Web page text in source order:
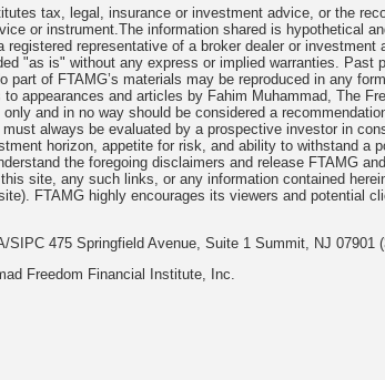
tax, legal, insurance or investment advice, or the
or instrument.The information shared is hypothetical
representative of a broker dealer or
"as is" without any express or implied warranties. Past
of FTAMG’s materials may be reproduced in any
appearances and articles by Fahim Muhammad, The
and in no way should be considered a
always be evaluated by a prospective investor in
horizon, appetite for risk, and ability to withstand a
the foregoing disclaimers and release FTAMG
site, any such links, or any information contained
FTAMG highly encourages its viewers and potential
475 Springfield Avenue, Suite 1 Summit, NJ 07901
Freedom Financial Institute, Inc.